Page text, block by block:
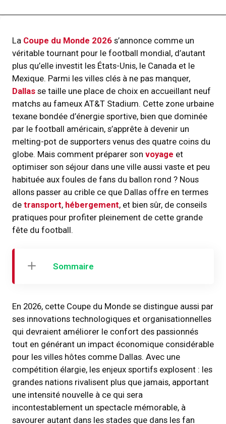
La Coupe du Monde 2026 s’annonce comme un
véritable tournant pour le football mondial, d’autant
plus qu’elle investit les États-Unis, le Canada et le
Mexique. Parmi les villes clés à ne pas manquer,
Dallas se taille une place de choix en accueillant neuf
matchs au fameux AT&T Stadium. Cette zone urbaine
texane bondée d’énergie sportive, bien que dominée
par le football américain, s’apprête à devenir un
melting-pot de supporters venus des quatre coins du
globe. Mais comment préparer son voyage et
optimiser son séjour dans une ville aussi vaste et peu
habituée aux foules de fans du ballon rond ? Nous
allons passer au crible ce que Dallas offre en termes
de transport, hébergement, et bien sûr, de conseils
pratiques pour profiter pleinement de cette grande
fête du football.
Sommaire
En 2026, cette Coupe du Monde se distingue aussi par
ses innovations technologiques et organisationnelles
qui devraient améliorer le confort des passionnés
tout en générant un impact économique considérable
pour les villes hôtes comme Dallas. Avec une
compétition élargie, les enjeux sportifs explosent : les
grandes nations rivalisent plus que jamais, apportant
une intensité nouvelle à ce qui sera
incontestablement un spectacle mémorable, à
savourer autant dans les stades que dans les fan